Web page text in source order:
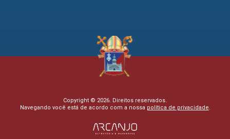
Copyright © 2026. Direitos reservados.
Navegando você está de acordo com a nossa política de privacidade.